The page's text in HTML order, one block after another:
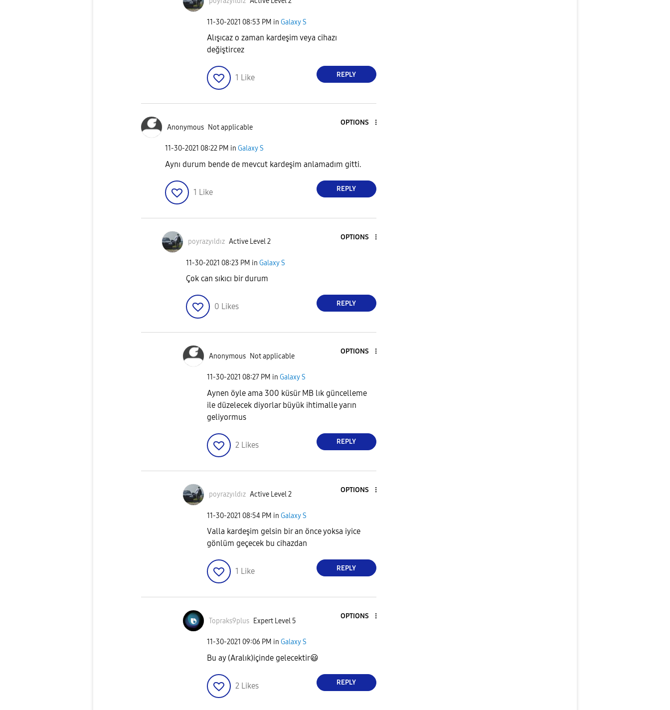
‎11-30-2021 08:53 PM in Galaxy S
Alışıcaz o zaman kardeşim veya cihazı
değiştircez
1 Like REPLY
Anonymous Not applicable
OPTIONS
‎11-30-2021 08:22 PM in Galaxy S
Aynı durum bende de mevcut kardeşim anlamadım gitti.
1 Like REPLY
poyrazyıldız Active Level 2
OPTIONS
‎11-30-2021 08:23 PM in Galaxy S
Çok can sıkıcı bir durum
0 Likes REPLY
Anonymous Not applicable
OPTIONS
‎11-30-2021 08:27 PM in Galaxy S
Aynen öyle ama 300 küsür MB lık güncelleme
ile düzelecek diyorlar büyük ihtimalle yarın
geliyormus
2 Likes REPLY
poyrazyıldız Active Level 2
OPTIONS
‎11-30-2021 08:54 PM in Galaxy S
Valla kardeşim gelsin bir an önce yoksa iyice
gönlüm geçecek bu cihazdan
1 Like REPLY
Topraks9plus Expert Level 5
OPTIONS
‎11-30-2021 09:06 PM in Galaxy S
Bu ay (Aralık)içinde gelecektir😃
2 Likes REPLY